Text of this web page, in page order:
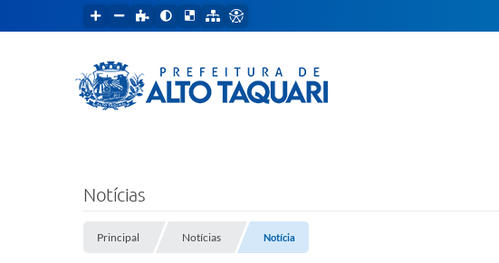
Notícias
Principal Notícias Notícia